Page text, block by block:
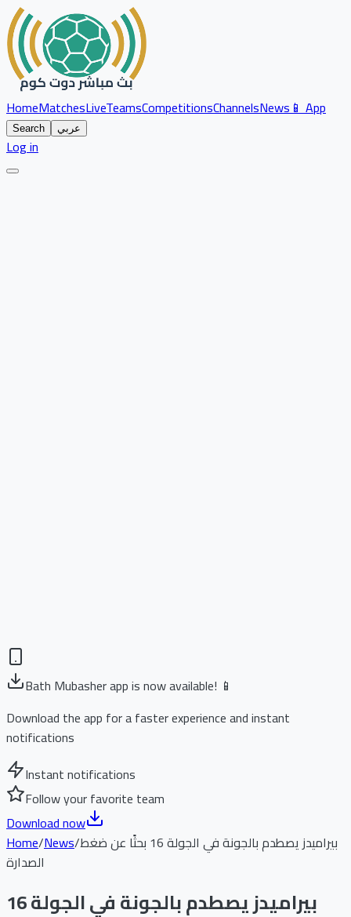
HomeMatchesLiveTeamsCompetitionsChannelsNews📱 App
Search عربي
Log in
Bath Mubasher app is now available! 📱
Download the app for a faster experience and instant
notifications
Instant notifications
Follow your favorite team
Download now
Home/News/بيراميدز يصطدم بالجونة في الجولة 16 بحثًا عن ضغط
الصدارة
بيراميدز يصطدم بالجونة في الجولة 16